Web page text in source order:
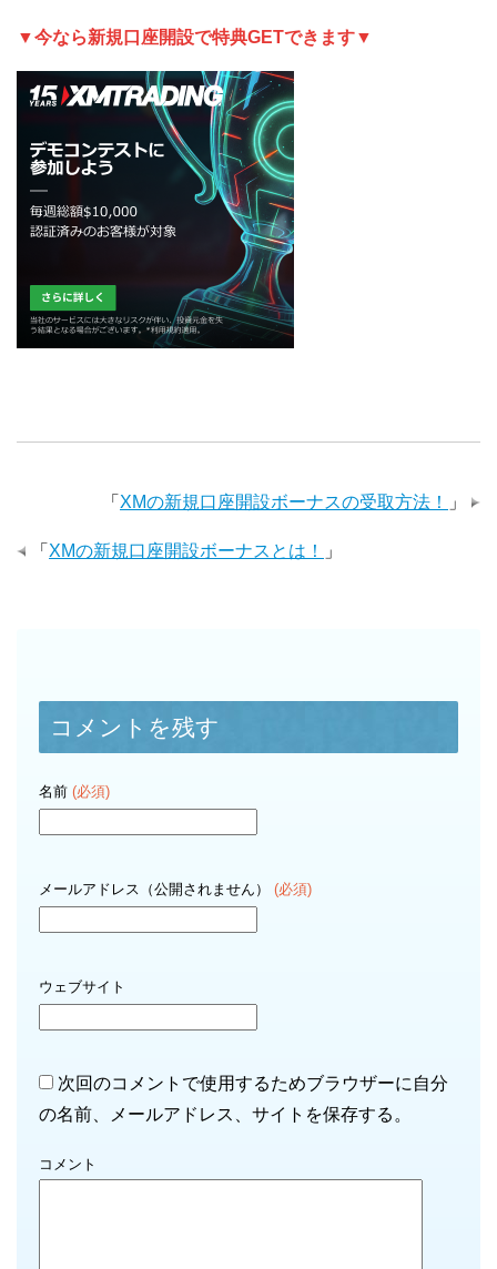
▼今なら新規口座開設で特典GETできます▼
「 XMの新規口座開設ボーナスの受取方法！ 」
「 XMの新規口座開設ボーナスとは！ 」
コメントを残す
名前 (必須)
メールアドレス（公開されません） (必須)
ウェブサイト
次回のコメントで使用するためブラウザーに自分
の名前、メールアドレス、サイトを保存する。
コメント